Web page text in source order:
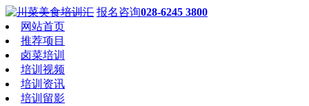
报名咨询028-6245 3800
网站首页
推荐项目
卤菜培训
培训视频
培训资讯
培训留影